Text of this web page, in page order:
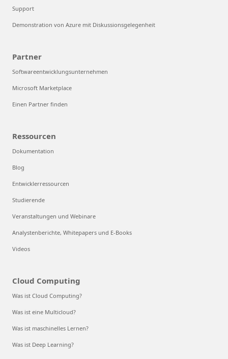
Support
Demonstration von Azure mit Diskussionsgelegenheit
Partner
Softwareentwicklungsunternehmen
Microsoft Marketplace
Einen Partner finden
Ressourcen
Dokumentation
Blog
Entwicklerressourcen
Studierende
Veranstaltungen und Webinare
Analystenberichte, Whitepapers und E-Books
Videos
Cloud Computing
Was ist Cloud Computing?
Was ist eine Multicloud?
Was ist maschinelles Lernen?
Was ist Deep Learning?